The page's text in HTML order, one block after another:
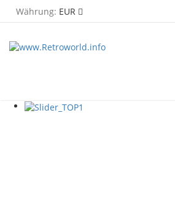
Währung: EUR